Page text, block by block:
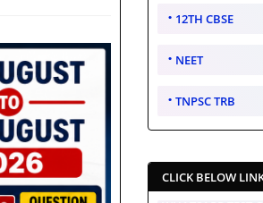
12TH CBSE
NEET
TNPSC TRB
CLICK BELOW